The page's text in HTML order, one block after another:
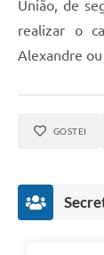
União, de
realizar o
Alexandre
GOSTEI